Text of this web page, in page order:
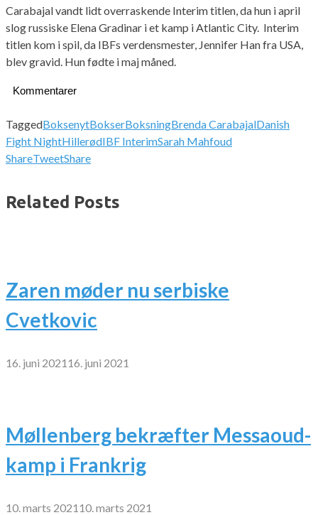
Carabajal vandt lidt overraskende Interim titlen, da hun i april
slog russiske Elena Gradinar i et kamp i Atlantic City. Interim
titlen kom i spil, da IBFs verdensmester, Jennifer Han fra USA,
blev gravid. Hun fødte i maj måned.
Kommentarer
TaggedBoksenytBokserBoksningBrenda CarabajalDanish
Fight NightHillerødIBF InterimSarah Mahfoud
ShareTweetShare
Related Posts
Zaren møder nu serbiske
Cvetkovic
16. juni 2021 16. juni 2021
Møllenberg bekræfter Messaoud-
kamp i Frankrig
10. marts 2021 10. marts 2021